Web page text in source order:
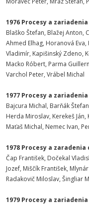
1976 Procesy a
Blaško Štefan, Blažej Anton,
Ahmed Elhag, Horanová
Vladimír, Kapišinský Zdeno,
Macko Róbert, Parma
Varchol Peter, Vrábel Michal
1977 Procesy a
Bajcura Michal, Barňák
Herda Miroslav, Kerekeš
Maťaš Michal, Nemec Ivan,
1978 Procesy a
Čap František, Dočekal
Jozef, Miščík František,
Radakovič Miloslav, Šingliar
1979 Procesy a